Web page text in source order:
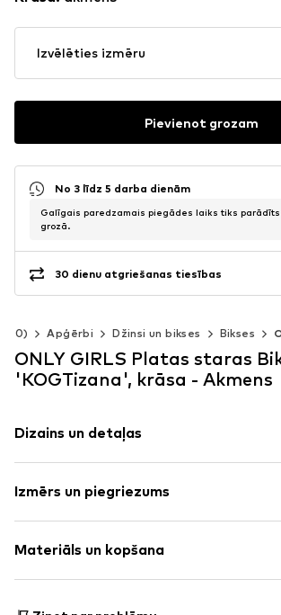
Izvēlēties izmēru
Pievienot grozam
No 3 līdz 5 darba dienām
Galīgais paredzamais piegādes laiks tiks parādīts
grozā.
30 dienu atgriešanas tiesības
Apģērbi Džinsi un bikses Bikses
ONLY GIRLS Platas staras
'KOGTizana', krāsa - Akmens
Dizains un detaļas
Kokvilna
Drapēts/ciešs
Ar jostu/auklu
Jostas cilpas
Izmērs un piegriezums
Piegriezums: Platas staras
Materiāls un kopšana